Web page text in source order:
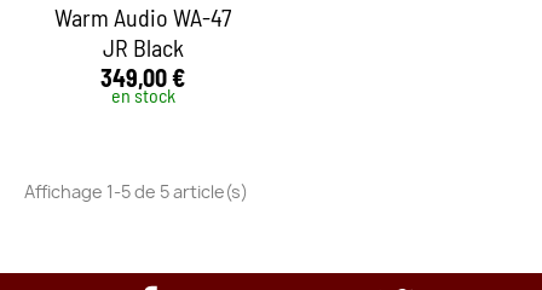
Warm Audio WA-47
JR Black
349,00 €
en stock
Affichage 1-5 de 5 article(s)